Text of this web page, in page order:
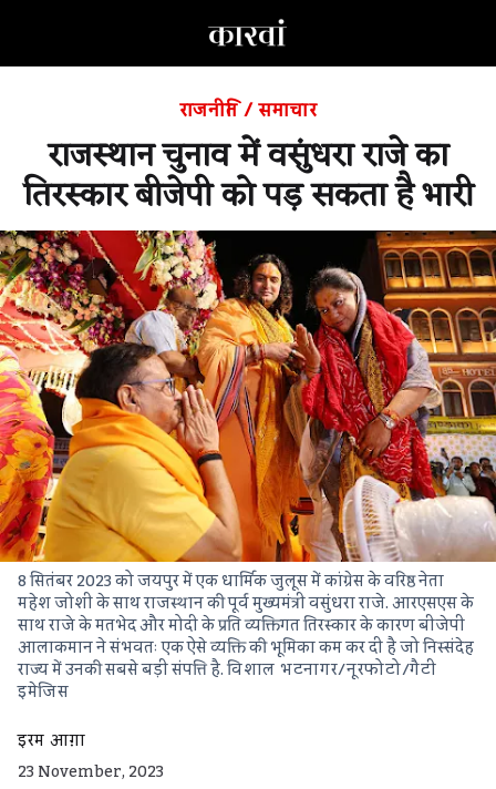
राजनीति/समाचार
राजस्थान चुनाव में वसुंधरा राजे का
तिरस्कार बीजेपी को पड़ सकता है भारी
8 सितंबर 2023 को जयपुर में एक धार्मिक जुलूस में कांग्रेस के वरिष्ठ नेता
महेश जोशी के साथ राजस्थान की पूर्व मुख्यमंत्री वसुंधरा राजे. आरएसएस के
साथ राजे के मतभेद और मोदी के प्रति व्यक्तिगत तिरस्कार के कारण बीजेपी
आलाकमान ने संभवतः एक ऐसे व्यक्ति की भूमिका कम कर दी है जो निस्संदेह
राज्य में उनकी सबसे बड़ी संपत्ति है.विशाल भटनागर/नूरफोटो/गैटी
इमेजिस
इरम आग़ा
23 November, 2023